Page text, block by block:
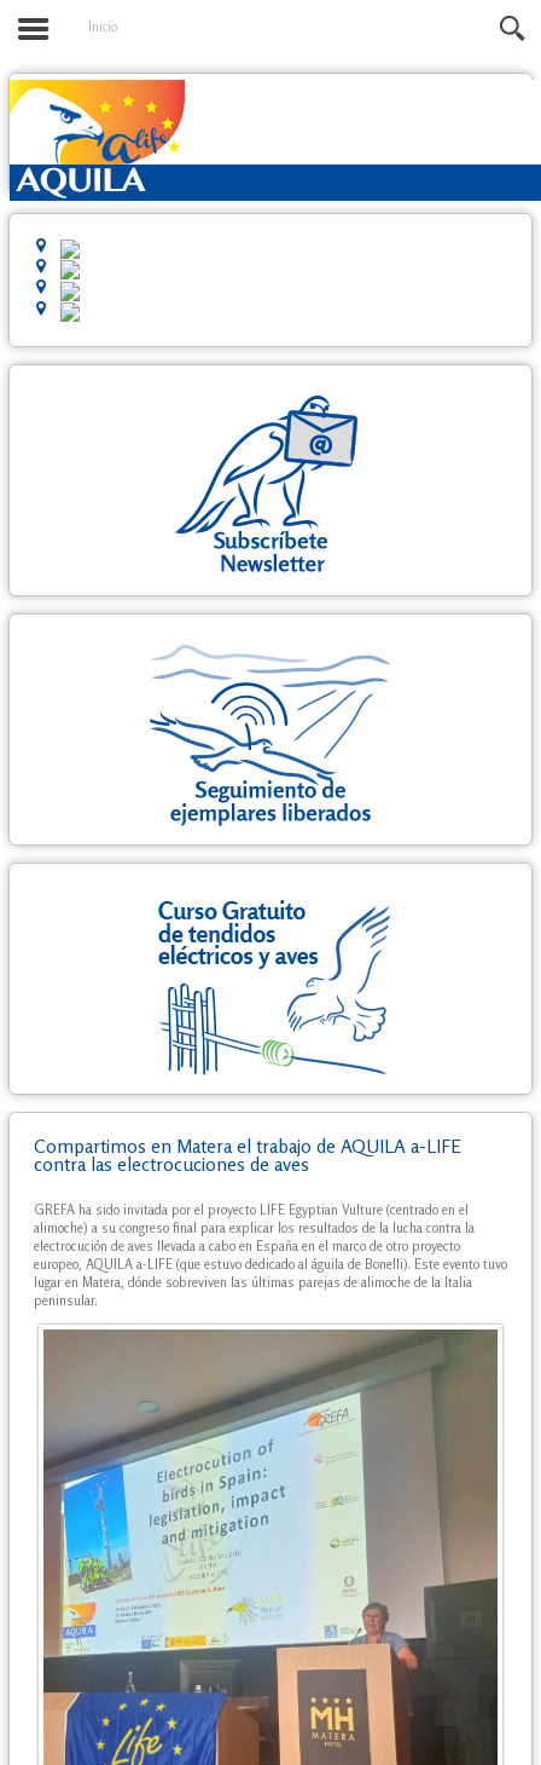
Inicio
Compartimos en Matera el trabajo de AQUILA a-LIFE
contra las electrocuciones de aves
GREFA ha sido invitada por el proyecto LIFE Egyptian Vulture (centrado en el
alimoche) a su congreso final para explicar los resultados de la lucha contra la
electrocución de aves llevada a cabo en España en el marco de otro proyecto
europeo, AQUILA a-LIFE (que estuvo dedicado al águila de Bonelli). Este evento tuvo
lugar en Matera, dónde sobreviven las últimas parejas de alimoche de la Italia
peninsular.